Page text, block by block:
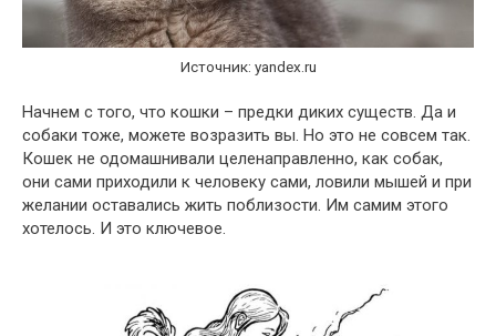
Источник: yandex.ru
Начнем с того, что кошки – предки диких существ. Да и
собаки тоже, можете возразить вы. Но это не совсем так.
Кошек не одомашнивали целенаправленно, как собак,
они сами приходили к человеку сами, ловили мышей и при
желании оставались жить поблизости. Им самим этого
хотелось. И это ключевое.